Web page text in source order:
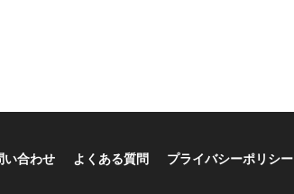
い合わせ よくある質問 プライバシーポリシー